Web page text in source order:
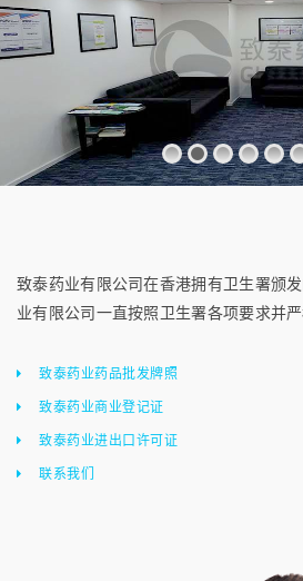
致泰药业有限公司在香港拥有卫生署颁
业有限公司一直按照卫生署各项要求并严
致泰药业药品批发牌照
致泰药业商业登记证
致泰药业进出口许可证
联系我们